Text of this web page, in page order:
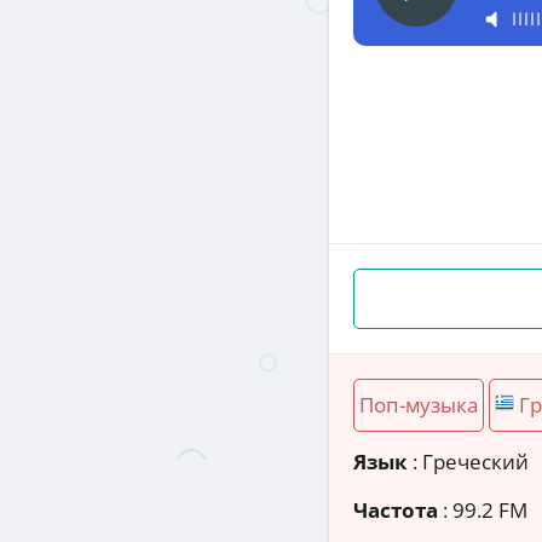
Поп-музыка
Язык : Греческий
Частота : 99.2 FM